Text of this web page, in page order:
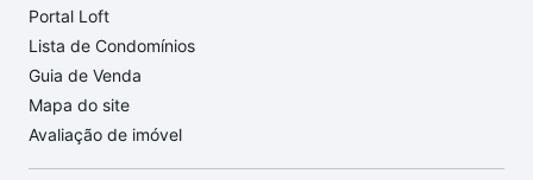
Portal Loft
Lista de Condomínios
Guia de Venda
Mapa do site
Avaliação de imóvel